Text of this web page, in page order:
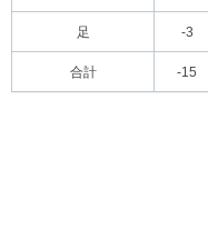
足 -3
合計 -15